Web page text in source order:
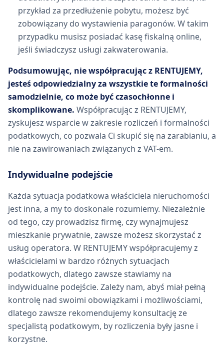
przykład za przedłużenie pobytu, możesz być
zobowiązany do wystawienia paragonów. W takim
przypadku musisz posiadać kasę fiskalną online,
jeśli świadczysz usługi zakwaterowania.
Podsumowując, nie współpracując z RENTUJEMY,
jesteś odpowiedzialny za wszystkie te formalności
samodzielnie, co może być czasochłonne i
skomplikowane. Współpracując z RENTUJEMY,
zyskujesz wsparcie w zakresie rozliczeń i formalności
podatkowych, co pozwala Ci skupić się na zarabianiu, a
nie na zawirowaniach związanych z VAT-em.
Indywidualne podejście
Każda sytuacja podatkowa właściciela nieruchomości
jest inna, a my to doskonale rozumiemy. Niezależnie
od tego, czy prowadzisz firmę, czy wynajmujesz
mieszkanie prywatnie, zawsze możesz skorzystać z
usług operatora. W RENTUJEMY współpracujemy z
właścicielami w bardzo różnych sytuacjach
podatkowych, dlatego zawsze stawiamy na
indywidualne podejście. Zależy nam, abyś miał pełną
kontrolę nad swoimi obowiązkami i możliwościami,
dlatego zawsze rekomendujemy konsultację ze
specjalistą podatkowym, by rozliczenia były jasne i
korzystne.